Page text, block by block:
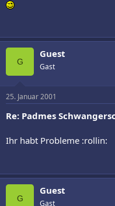
G
Guest
Gast
25. Januar 2001
Re: Padmes
Ihr habt Probleme :rollin:
G
Guest
Gast